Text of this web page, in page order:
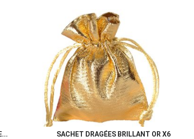
Aperçu rapide
SACHET DRAGÉES BRILLANT OR X6